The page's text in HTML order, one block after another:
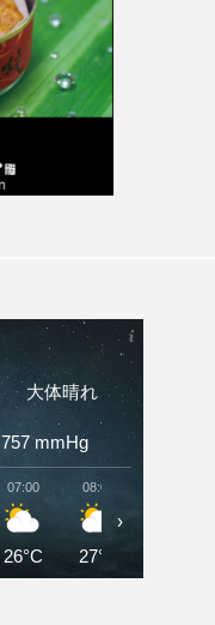
大体晴れ
757mmHg
07:00
26°C
08:00
27°C
›